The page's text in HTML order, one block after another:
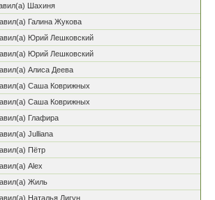
Шахиня
Галина Жукова
Юрий Лешковский
Юрий Лешковский
Алиса Деева
Саша Коврижных
Саша Коврижных
Глафира
Julliana
Пётр
Alex
Жиль
Наталья Лигун